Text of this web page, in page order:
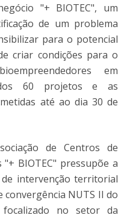
"+ BIOTEC", um
de um problema
para o potencial
criar condições para o
em
60 projetos e as
até ao dia 30 de
de Centros de
BIOTEC" pressupõe a
intervenção territorial
convergência NUTS II do
no setor da